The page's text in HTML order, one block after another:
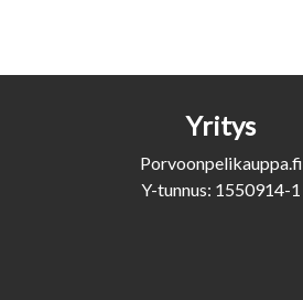
Yritys
Porvoonpelikauppa.fi
Y-tunnus: 1550914-1